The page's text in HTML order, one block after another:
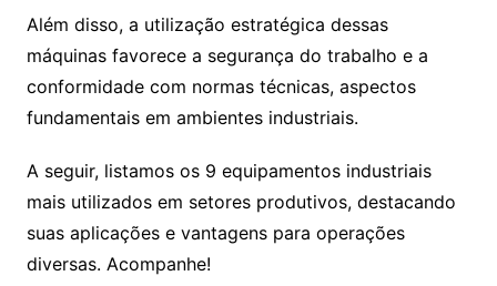
Além disso, a utilização estratégica dessas
máquinas favorece a segurança do trabalho e a
conformidade com normas técnicas, aspectos
fundamentais em ambientes industriais.
A seguir, listamos os 9 equipamentos industriais
mais utilizados em setores produtivos, destacando
suas aplicações e vantagens para operações
diversas. Acompanhe!